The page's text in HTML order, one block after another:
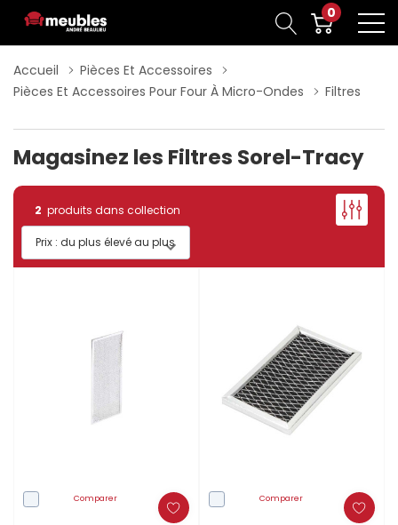
0
Accueil
Pièces Et Accessoires
Pièces Et Accessoires Pour Four À Micro-Ondes
Filtres
Magasinez les Filtres Sorel-Tracy
2 produits dans collection
Comparer Comparer